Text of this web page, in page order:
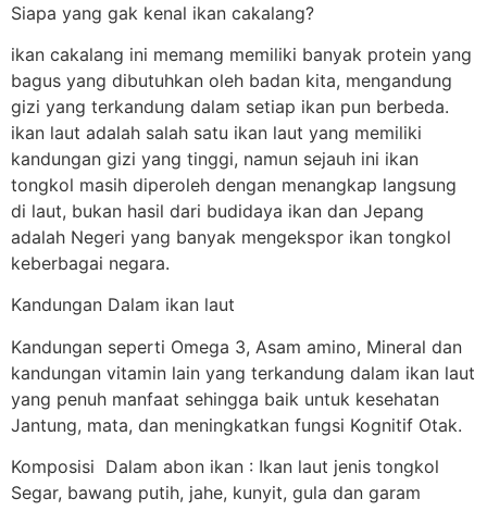
Siapa yang gak kenal ikan cakalang?
ikan cakalang ini memang memiliki banyak protein yang
bagus yang dibutuhkan oleh badan kita, mengandung
gizi yang terkandung dalam setiap ikan pun berbeda.
ikan laut adalah salah satu ikan laut yang memiliki
kandungan gizi yang tinggi, namun sejauh ini ikan
tongkol masih diperoleh dengan menangkap langsung
di laut, bukan hasil dari budidaya ikan dan Jepang
adalah Negeri yang banyak mengekspor ikan tongkol
keberbagai negara.
Kandungan Dalam ikan laut
Kandungan seperti Omega 3, Asam amino, Mineral dan
kandungan vitamin lain yang terkandung dalam ikan laut
yang penuh manfaat sehingga baik untuk kesehatan
Jantung, mata, dan meningkatkan fungsi Kognitif Otak.
Komposisi Dalam abon ikan : Ikan laut jenis tongkol
Segar, bawang putih, jahe, kunyit, gula dan garam